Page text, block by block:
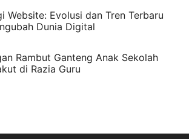
Website: Evolusi dan Tren Terbaru
Dunia Digital
Rambut Ganteng Anak Sekolah
di Razia Guru